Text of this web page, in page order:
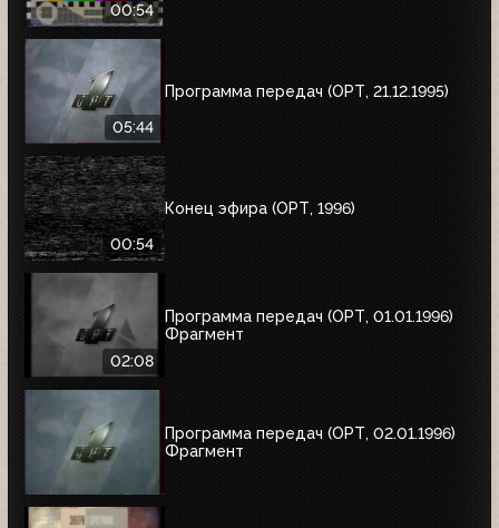
00:54
05:44
Программа передач (ОРТ, 21.12.1995)
00:54
Конец эфира (ОРТ, 1996)
02:08
Программа передач (ОРТ, 01.01.1996)
Фрагмент
Программа передач (ОРТ, 02.01.1996)
Фрагмент